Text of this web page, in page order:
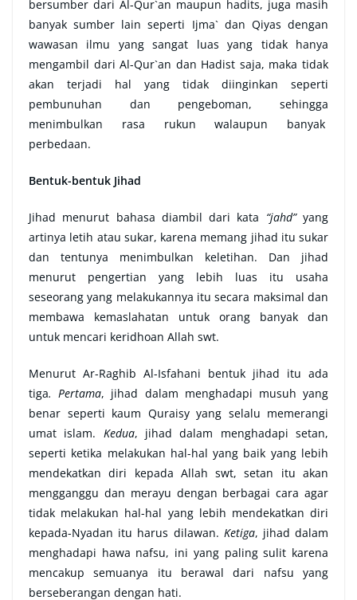
bersumber dari Al-Qur`an maupun hadits, juga masih
banyak sumber lain seperti Ijma` dan Qiyas dengan
wawasan ilmu yang sangat luas yang tidak hanya
mengambil dari Al-Qur`an dan Hadist saja, maka tidak
akan terjadi hal yang tidak diinginkan seperti
pembunuhan dan pengeboman, sehingga
menimbulkan rasa rukun walaupun banyak
perbedaan.
Bentuk-bentuk Jihad
Jihad menurut bahasa diambil dari kata “jahd”yang
artinya letih atau sukar, karena memang jihad itu sukar
dan tentunya menimbulkan keletihan. Dan jihad
menurut pengertian yang lebih luas itu usaha
seseorang yang melakukannya itu secara maksimal dan
membawa kemaslahatan untuk orang banyak dan
untuk mencari keridhoan Allah swt.
Menurut Ar-Raghib Al-Isfahani bentuk jihad itu ada
tiga. Pertama, jihad dalam menghadapi musuh yang
benar seperti kaum Quraisy yang selalu memerangi
umat islam. Kedua, jihad dalam menghadapi setan,
seperti ketika melakukan hal-hal yang baik yang lebih
mendekatkan diri kepada Allah swt, setan itu akan
mengganggu dan merayu dengan berbagai cara agar
tidak melakukan hal-hal yang lebih mendekatkan diri
kepada-Nyadan itu harus dilawan. Ketiga, jihad dalam
menghadapi hawa nafsu, ini yang paling sulit karena
mencakup semuanya itu berawal dari nafsu yang
berseberangan dengan hati.